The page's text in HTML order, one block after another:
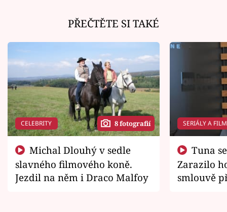
PŘEČTĚTE SI TAKÉ
CELEBRITY 8 fotografií
slavného filmového koně.
Jezdil na něm i Draco Malfoy
SERIÁLY A
Zarazilo
smlouvě